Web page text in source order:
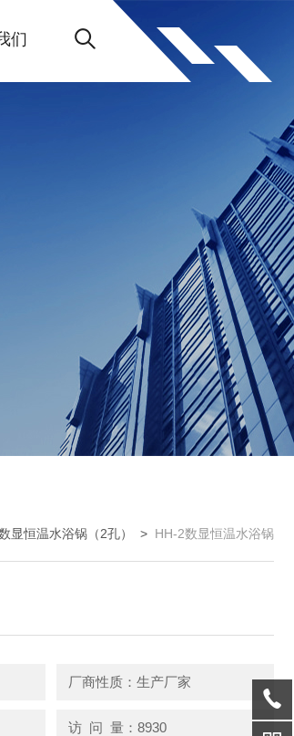
们
显恒温水浴锅（2孔） > HH-2数显恒温水浴锅
厂商性质：生产厂家
访 问 量：8930